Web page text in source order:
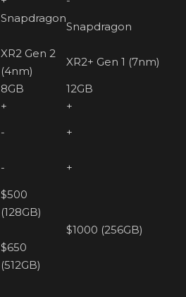
Snapdragon
XR2 Gen 2
(4nm)
Snapdragon
XR2+ Gen 1 (7nm)
8GB 12GB
+ +
- +
- +
$500
(128GB)
$650
(512GB)
$1000 (256GB)